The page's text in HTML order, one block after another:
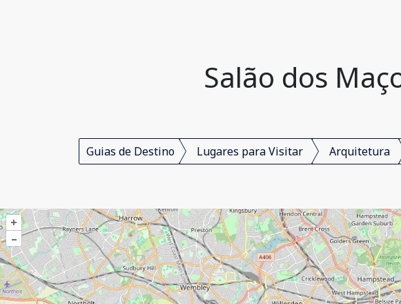
Salão dos
Guias de Destino Lugares para Visitar Arquitetura
+
–